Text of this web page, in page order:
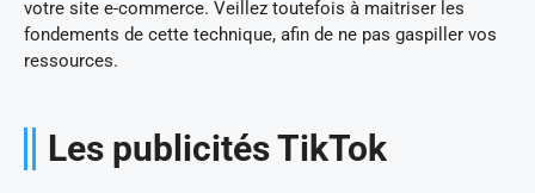
votre site e-commerce. Veillez toutefois à maitriser les
fondements de cette technique, afin de ne pas gaspiller vos
ressources.
Les publicités TikTok